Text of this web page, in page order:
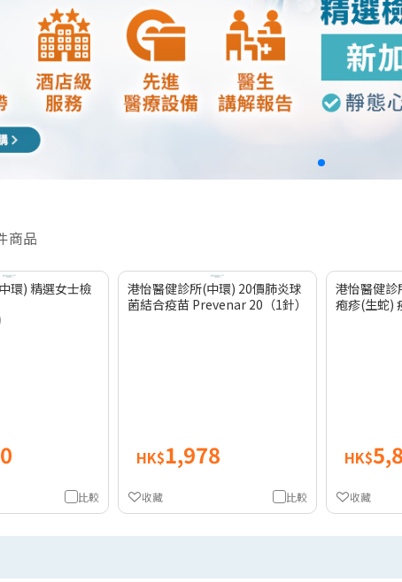
商品
環) 精選女士檢
比較
港怡醫健診所(中環) 20價肺炎球
菌結合疫苗 Prevenar 20（1針）
HK$1,978
比較
收藏
港怡醫健診
疱疹(生蛇)
HK$
收藏